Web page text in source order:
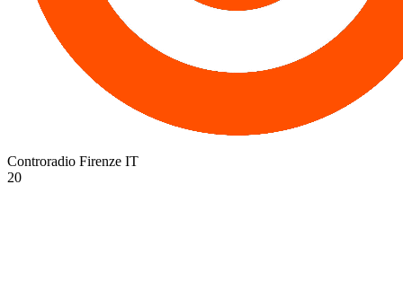
Controradio Firenze IT
20